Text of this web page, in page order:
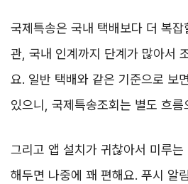
국제특송은 국내 택배보다 더 복
관, 국내 인계까지 단계가 많아서
요. 일반 택배와 같은 기준으로 보
있으니, 국제특송조회는 별도 흐
그리고 앱 설치가 귀찮아서 미루
해두면 나중에 꽤 편해요. 푸시 알